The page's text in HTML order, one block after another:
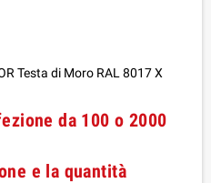
Testa di Moro RAL 8017 X
da 100 o 2000
e la quantità